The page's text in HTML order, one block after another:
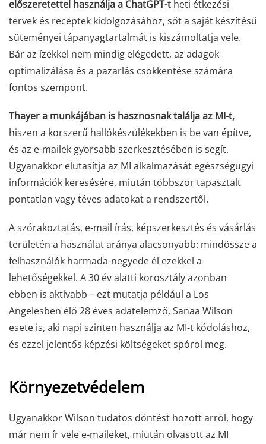
előszeretettel használja a ChatGPT-t heti étkezési
tervek és receptek kidolgozásához, sőt a saját készítésű
süteményei tápanyagtartalmát is kiszámoltatja vele.
Bár az ízekkel nem mindig elégedett, az adagok
optimalizálása és a pazarlás csökkentése számára
fontos szempont.
Thayer a munkájában is hasznosnak találja az MI-t,
hiszen a korszerű hallókészülékekben is be van építve,
és az e-mailek gyorsabb szerkesztésében is segít.
Ugyanakkor elutasítja az MI alkalmazását egészségügyi
információk keresésére, miután többször tapasztalt
pontatlan vagy téves adatokat a rendszertől.
A szórakoztatás, e-mail írás, képszerkesztés és vásárlás
területén a használat aránya alacsonyabb: mindössze a
felhasználók harmada-negyede él ezekkel a
lehetőségekkel. A 30 év alatti korosztály azonban
ebben is aktívabb – ezt mutatja például a Los
Angelesben élő 28 éves adatelemző, Sanaa Wilson
esete is, aki napi szinten használja az MI-t kódoláshoz,
és ezzel jelentős képzési költségeket spórol meg.
Környezetvédelem
Ugyanakkor Wilson tudatos döntést hozott arról, hogy
már nem ír vele e-maileket, miután olvasott az MI